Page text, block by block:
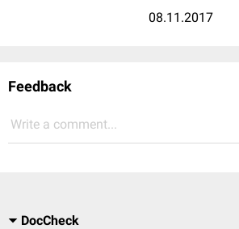
08.11.2017
Feedback
Write a comment...
DocCheck